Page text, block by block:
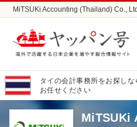
MiTSUKi Accounting (Thailand) Co.,
タイの会計事務所をお探し
お任せください
MiTSUKi